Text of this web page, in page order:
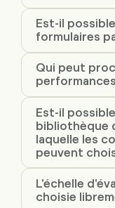
Est-il
formulaires
Qui peut
Est-il
bibliothèque
laquelle les
peuvent
L'échelle
choisie